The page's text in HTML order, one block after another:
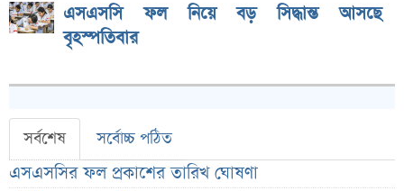
এসএসসি ফল নিয়ে বড় সিদ্ধান্ত আসছে
বৃহস্পতিবার
সর্বশেষ সর্বোচ্চ পঠিত
এসএসসির ফল প্রকাশের তারিখ ঘোষণা